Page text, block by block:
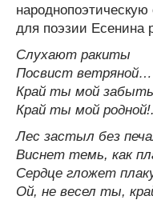
для поэзии Есенина
Слухают ракиты
Посвист ветряной…
Край ты мой
Край ты мой
Лес застыл без
Виснет темь, как
Сердце гложет
Ой, не весел ты,